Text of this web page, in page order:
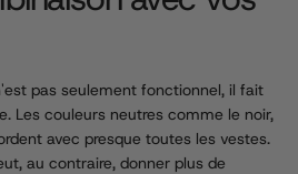
pas seulement fonctionnel, il fait
Les couleurs neutres comme le noir,
avec presque toutes les vestes.
au contraire, donner plus de